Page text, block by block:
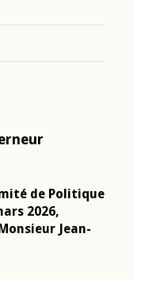
de Politique
2026,
Jean-